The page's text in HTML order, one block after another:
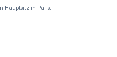
Hauptsitz in Paris.